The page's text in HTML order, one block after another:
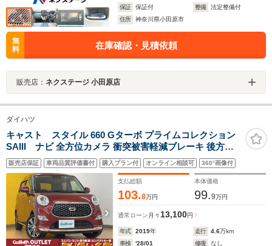
保証
保証付 整備
法定整備付
住所
神奈川県小田原市
無
料
在庫確認・見積依頼
販売店： ネクステージ 小田原店
ダイハツ
キャスト スタイル 660 Gターボ プライムコレクション
SAIII ナビ 全方位カメラ 衝突被害軽減ブレーキ 後方コ
ーナーセンサー 前席シートヒーター ハーフレザーシート
フルセグTV Bluetooth 前後ドライブレコーダー オートマ
チックハイビーム 純正アルミホイール 車線逸脱警報
販売店保証 車両品質評価書付 購入プラン付 オンライン相談可 360°画像付
支払総額
103.8万円
本体価格
99.9万円
通常ローン 月々 13,100円
年式 2019年 走行 4.6万km
車検
'28/01 修復
なし